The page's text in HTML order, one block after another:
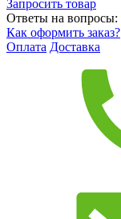
Запросить товар
Ответы на вопросы:
Как оформить заказ?
Оплата Доставка